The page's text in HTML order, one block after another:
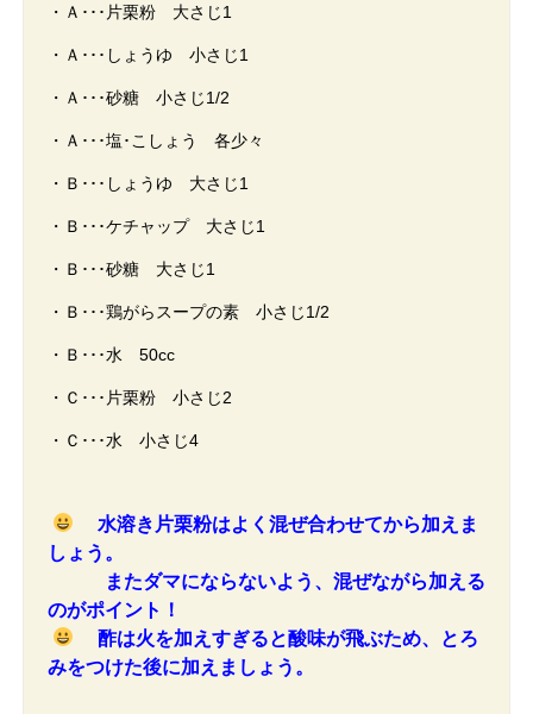
・Ａ･･･片栗粉 大さじ1
・Ａ･･･しょうゆ 小さじ1
・Ａ･･･砂糖 小さじ1/2
・Ａ･･･塩･こしょう 各少々
・Ｂ･･･しょうゆ 大さじ1
・Ｂ･･･ケチャップ 大さじ1
・Ｂ･･･砂糖 大さじ1
・Ｂ･･･鶏がらスープの素 小さじ1/2
・Ｂ･･･水 50cc
・Ｃ･･･片栗粉 小さじ2
・Ｃ･･･水 小さじ4
水溶き片栗粉はよく混ぜ合わせてから加えま
しょう。
またダマにならないよう、混ぜながら加える
のがポイント！
酢は火を加えすぎると酸味が飛ぶため、とろ
みをつけた後に加えましょう。